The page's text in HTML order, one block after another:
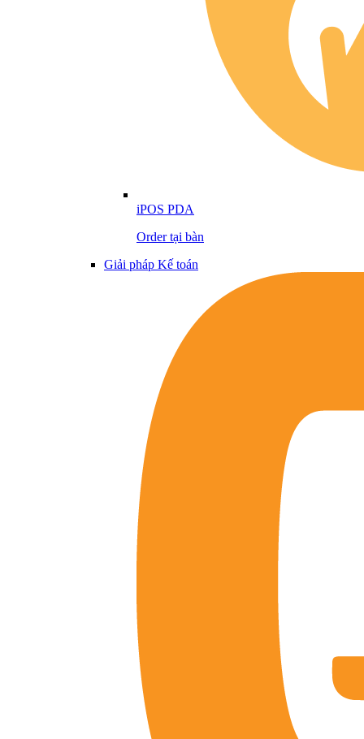
iPOS PDA
Order tại bàn
Giải pháp Kế toán